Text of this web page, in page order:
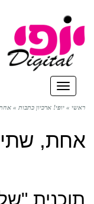
תפריט
ראשי » יופי! ארכיון כתבות »
אחת,
תוכנית